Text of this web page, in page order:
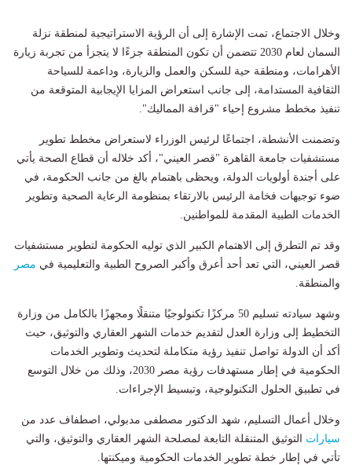
وخلال الاجتماع، تمت الإشارة إلى أن الرؤية الاستراتيجية لمنطقة نزلة
السمان لعام 2030 تتضمن أن تكون المنطقة جزءًا لا يتجزأ من تجربة زيارة
الأهرامات، ومنطقة حية للسكن والعمل والزيارة، وداعمة للسياحة
الثقافية المستدامة، إلى جانب استعراض المزايا الإيجابية المتوقعة من
تنفيذ مخطط مشروع إحياء "قرافة المماليك".
وتضمنت الأنشطة، اجتماعًا لرئيس الوزراء لاستعراض مخطط تطوير
مستشفيات جامعة القاهرة "قصر العيني"، أكد خلاله أن قطاع الصحة يأتي
على أجندة أولويات الدولة، ويحظى باهتمام بالغ من جانب الحكومة، في
ضوء توجيهات فخامة الرئيس بالارتقاء بمنظومة الرعاية الصحية وتطوير
الخدمات الطبية المقدمة للمواطنين.
وقد تم التطرق إلى الاهتمام الكبير الذي توليه الحكومة لتطوير مستشفيات
قصر العيني، التي تعد أحد أعرق وأكبر الصروح الطبية والتعليمية في مصر
والمنطقة.
وشهد سيادته تسليم 50 مركزًا تكنولوجيًا متنقلًا ومجهزًا بالكامل من وزارة
التخطيط إلى وزارة العدل لتقديم خدمات الشهر العقاري والتوثيق، حيث
أكد أن الدولة تواصل تنفيذ رؤية متكاملة لتحديث وتطوير الخدمات
الحكومية في إطار مستهدفات رؤية مصر 2030، وذلك من خلال التوسع
في تطبيق الحلول التكنولوجية، وتبسيط الإجراءات.
وخلال أعمال التسليم، شهد الدكتور مصطفى مدبولي، اصطفاف عدد من
سيارات التوثيق المتنقلة التابعة لمصلحة الشهر العقاري والتوثيق، والتي
تأتي في إطار خطة تطوير الخدمات الحكومية وميكنتها.